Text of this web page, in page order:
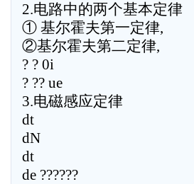
2.电路中的两个基本定律
① 基尔霍夫第一定律,
②基尔霍夫第二定律,
? ? 0i
? ?? ue
3.电磁感应定律
dt
dN
dt
de ??????